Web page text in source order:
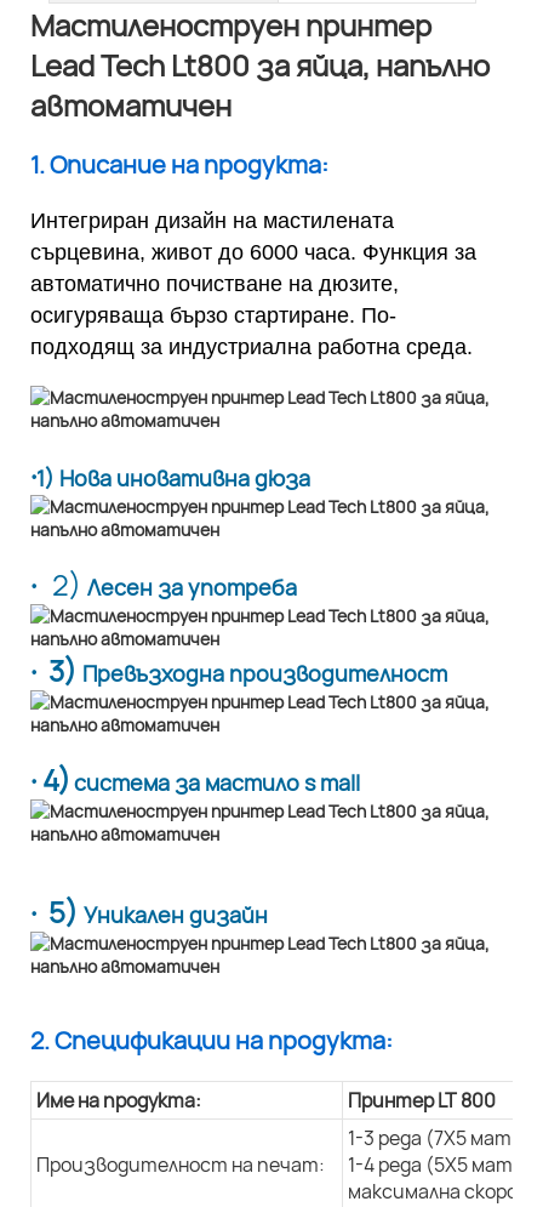
Мастиленоструен принтер
Lead Tech Lt800 за яйца, напълно
автоматичен
1. Описание на продукта:
Интегриран дизайн на мастилената
сърцевина, живот до 6000 часа. Функция за
автоматично почистване на дюзите,
осигуряваща бързо стартиране. По-
подходящ за индустриална работна среда.
·1) Нова иновативна дюза
· 2) Лесен за употреба
· 3) Превъзходна производителност
· 4) система за мастило s mall
· 5) Уникален дизайн
2. Спецификации на продукта:
Име на продукта: Принтер LT 800
Производителност на печат:
1-3 реда (7X5
1-4 реда (5X5
максимална